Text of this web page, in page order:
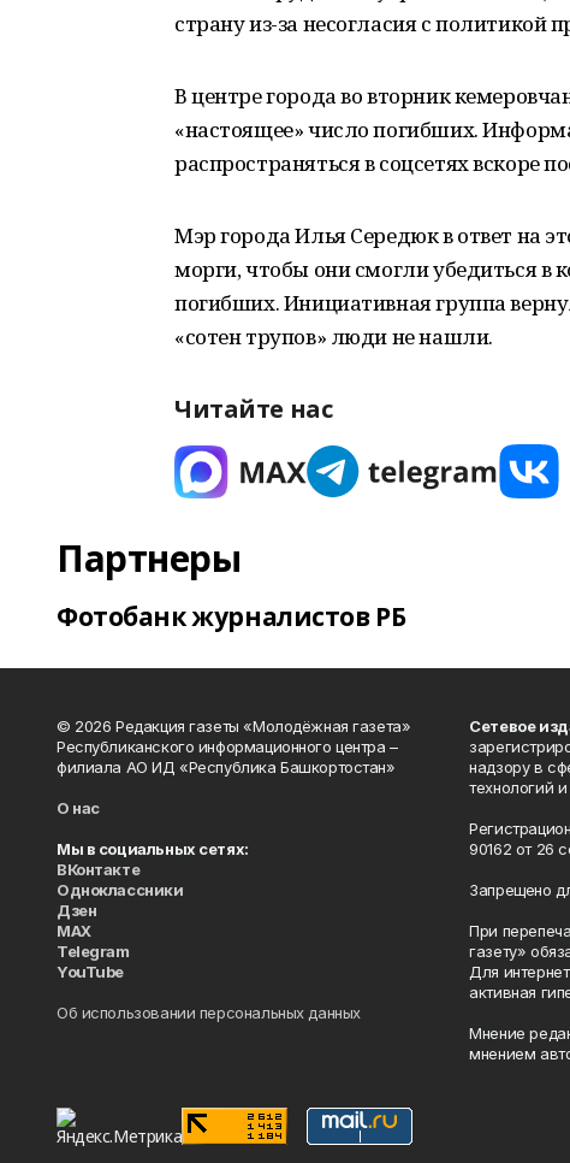
страну из-за несогласия с
В центре города во вторник
«настоящее» число погибших.
распространяться в соцсетях вскоре
Мэр города Илья Середюк в ответ на
морги, чтобы они смогли убедиться в
погибших. Инициативная группа
«сотен трупов» люди не нашли.
Читайте нас
Партнеры
Фотобанк журналистов РБ
© 2026 Редакция газеты «Молодёжная газета»
Республиканского информационного центра –
филиала АО ИД «Республика Башкортостан»
О нас
Мы в социальных сетях:
ВКонтакте
Одноклассники
Дзен
MAX
Telegram
YouTube
Об использовании персональных данных
Сетевое
надзору в
технологий
90162 от 26
Запрещено
При
газету»
Для
активная
Мнение
мнением